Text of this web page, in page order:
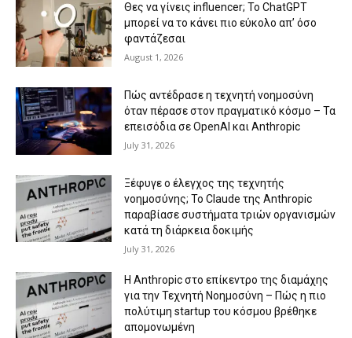
Θες να γίνεις influencer; Το ChatGPT
μπορεί να το κάνει πιο εύκολο απ’ όσο
φαντάζεσαι
August 1, 2026
Πώς αντέδρασε η τεχνητή νοημοσύνη
όταν πέρασε στον πραγματικό κόσμο – Τα
επεισόδια σε OpenAI και Anthropic
July 31, 2026
Ξέφυγε ο έλεγχος της τεχνητής
νοημοσύνης; Το Claude της Anthropic
παραβίασε συστήματα τριών οργανισμών
κατά τη διάρκεια δοκιμής
July 31, 2026
Η Anthropic στο επίκεντρο της διαμάχης
για την Τεχνητή Νοημοσύνη – Πώς η πιο
πολύτιμη startup του κόσμου βρέθηκε
απομονωμένη